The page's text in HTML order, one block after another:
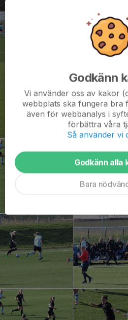
Godkänn
Vi använder oss av kakor
webbplats ska fungera bra
även för webbanalys i
förbättra våra
Så använder vi
Godkänn alla
Bara